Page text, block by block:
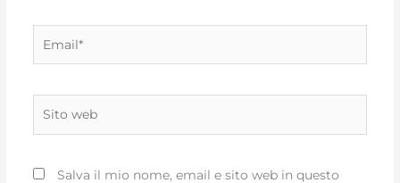
web
Salva il mio nome, email e sito web in questo